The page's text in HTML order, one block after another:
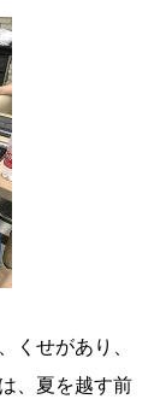
くせがあり、
、夏を越す前